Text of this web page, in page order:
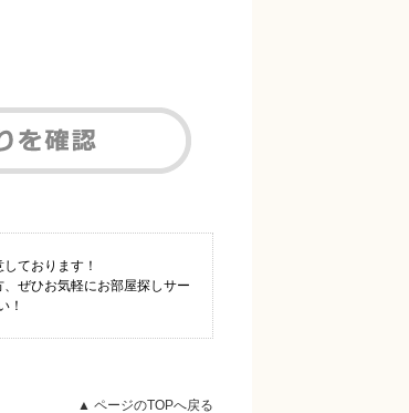
ております！
ぜひお気軽にお部屋探しサー
！
▲ ページのTOPへ戻る